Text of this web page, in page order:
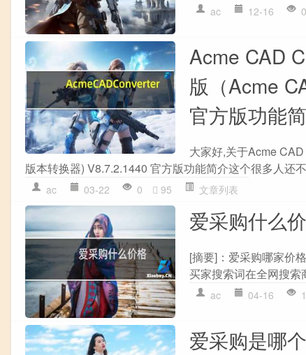
ac 12-16 0
Acme CAD
版（Acme
官方版功能简
大家好,关于Acme
版本转换器) V8.7.2.1440 官方版功能简介这个很多人还
ac 03-22 0 95 文章列表
爱采购什么
[摘要]：爱采购哪家价
买家搜索词在全网搜索
ac 04-16
爱采购是哪